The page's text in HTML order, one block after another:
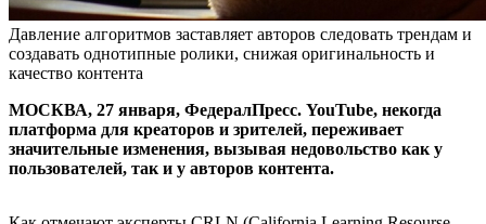
Давление алгоритмов заставляет авторов следовать трендам и
создавать однотипные ролики, снижая оригинальность и
качество контента
МОСКВА, 27 января, ФедералПресс. YouTube, некогда
платформа для креаторов и зрителей, переживает
значительные изменения, вызывая недовольство как у
пользователей, так и у авторов контента.